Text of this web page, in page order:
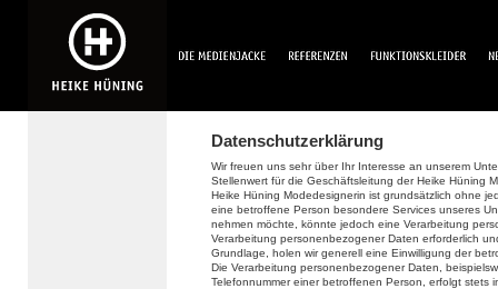
Datenschutzerklärung
Wir freuen uns sehr über Ihr Interesse an unserem
Stellenwert für die Geschäftsleitung der Heike Hüning
Heike Hüning Modedesignerin ist grundsätzlich ohne
eine betroffene Person besondere Services unseres
nehmen möchte, könnte jedoch eine Verarbeitung
Verarbeitung personenbezogener Daten erforderlich
Grundlage, holen wir generell eine Einwilligung der
Die Verarbeitung personenbezogener Daten,
Telefonnummer einer betroffenen Person, erfolgt stets